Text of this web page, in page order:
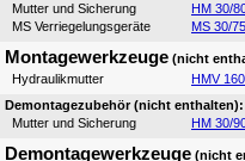
Mutter und Sicherung
HM 30/
MS Verriegelungsgeräte
MS 30/
Montagewerkzeuge (nicht
Hydraulikmutter
HMV
Demontagezubehör (nicht enthalten):
Mutter und Sicherung
HM 30/
Demontagewerkzeuge (nicht